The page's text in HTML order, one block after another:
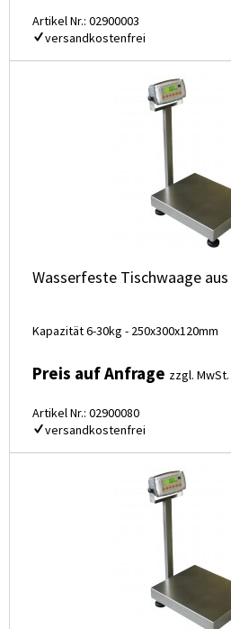
Artikel Nr.: 02900003
versandkostenfrei
Wasserfeste Tischwaage
Kapazität 6-30kg - 250x300x120mm
Preis auf Anfrage zzgl. MwSt.
Artikel Nr.: 02900080
versandkostenfrei